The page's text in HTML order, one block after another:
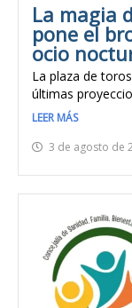
La magia
pone el
ocio
La plaza de
últimas
LEER MÁS
3 de agosto de